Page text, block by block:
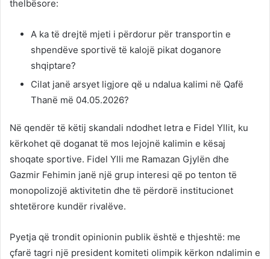
thelbësore:
A ka të drejtë mjeti i përdorur për transportin e
shpendëve sportivë të kalojë pikat doganore
shqiptare?
Cilat janë arsyet ligjore që u ndalua kalimi në Qafë
Thanë më 04.05.2026?
Në qendër të këtij skandali ndodhet letra e Fidel Yllit, ku
kërkohet që doganat të mos lejojnë kalimin e kësaj
shoqate sportive. Fidel Ylli me Ramazan Gjylën dhe
Gazmir Fehimin janë një grup interesi që po tenton të
monopolizojë aktivitetin dhe të përdorë institucionet
shtetërore kundër rivalëve.
Pyetja që trondit opinionin publik është e thjeshtë: me
çfarë tagri një president komiteti olimpik kërkon ndalimin e